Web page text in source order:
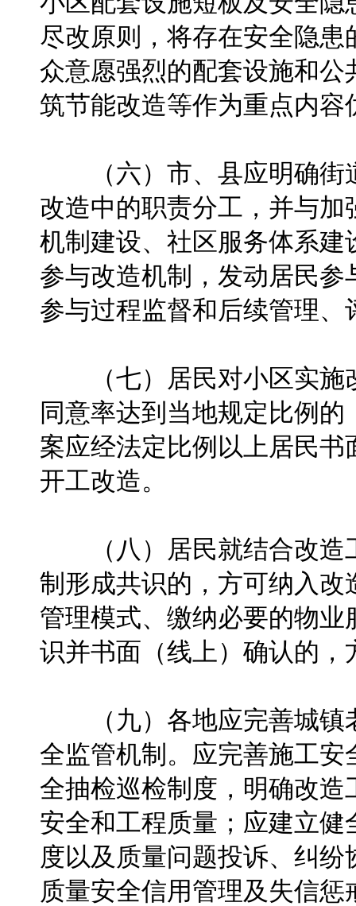
尽改原则，将存在安全隐
众意愿强烈的配套设施和
筑节能改造等作为重点内容
（六）市、县应明确街
改造中的职责分工，并与
机制建设、社区服务体系
参与改造机制，发动居民
参与过程监督和后续管理
（七）居民对小区实施
同意率达到当地规定比例
案应经法定比例以上居民
开工改造。
（八）居民就结合改造
制形成共识的，方可纳入
管理模式、缴纳必要的物
识并书面（线上）确认的，
（九）各地应完善城镇
全监管机制。应完善施工
全抽检巡检制度，明确改
安全和工程质量；应建立
度以及质量问题投诉、纠
质量安全信用管理及失信